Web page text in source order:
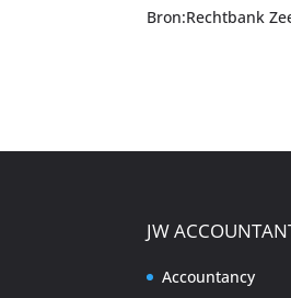
Bron:Rechtbank
JW
Accountancy